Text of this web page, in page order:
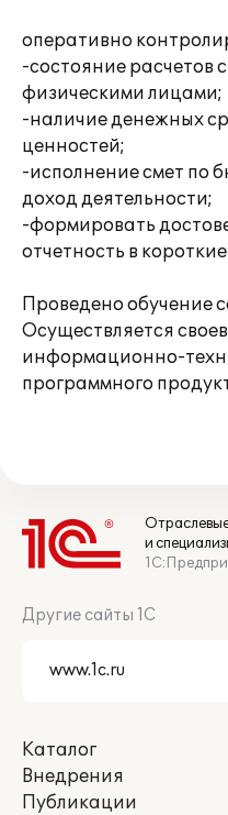
оперативно
-состояние расчетов
физическими лицами;
-наличие денежных
ценностей;
-исполнение смет по
доход деятельности;
-формировать
отчетность в
Проведено обучение
Осуществляется
информационно-
программного
и
Другие сайты 1С
Каталог
Внедрения
Публикации